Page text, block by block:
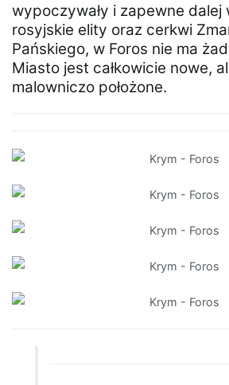
wypoczywały i zapewne
rosyjskie elity oraz cerkwi
Pańskiego, w Foros nie ma
Miasto jest całkowicie nowe,
malowniczo położone.